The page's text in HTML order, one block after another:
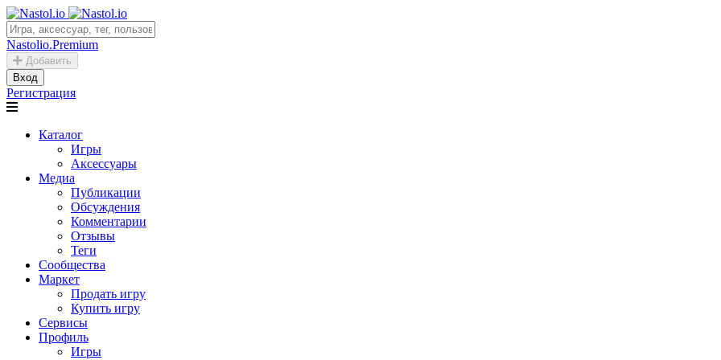
Nastolio.Premium
Добавить
Вход
Регистрация
Каталог
Игры
Аксессуары
Медиа
Публикации
Обсуждения
Комментарии
Отзывы
Теги
Сообщества
Маркет
Продать игру
Купить игру
Сервисы
Профиль
Игры